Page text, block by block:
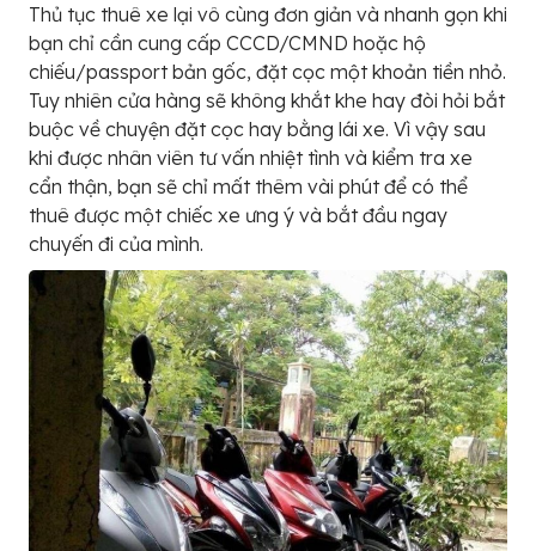
Thủ tục thuê xe lại vô cùng đơn giản và nhanh gọn khi
bạn chỉ cần cung cấp CCCD/CMND hoặc hộ
chiếu/passport bản gốc, đặt cọc một khoản tiền nhỏ.
Tuy nhiên cửa hàng sẽ không khắt khe hay đòi hỏi bắt
buộc về chuyện đặt cọc hay bằng lái xe. Vì vậy sau
khi được nhân viên tư vấn nhiệt tình và kiểm tra xe
cẩn thận, bạn sẽ chỉ mất thêm vài phút để có thể
thuê được một chiếc xe ưng ý và bắt đầu ngay
chuyến đi của mình.